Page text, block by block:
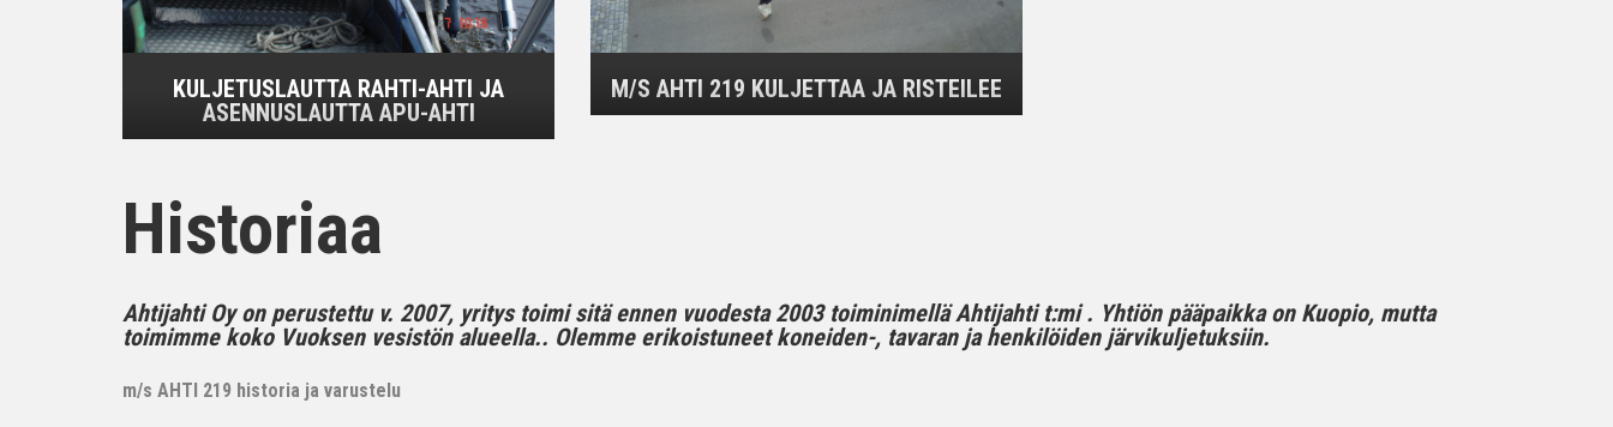
KULJETUSLAUTTA RAHTI-AHTI JA
ASENNUSLAUTTA APU-AHTI
M/S AHTI 219 KULJETTAA JA RISTEILEE
Historiaa
Ahtijahti Oy on perustettu v. 2007, yritys toimi sitä ennen vuodesta 2003 toiminimellä Ahtijahti t:mi . Yhtiön pääpaikka on Kuopio, mutta
toimimme koko Vuoksen vesistön alueella.. Olemme erikoistuneet koneiden-, tavaran ja henkilöiden järvikuljetuksiin.
m/s AHTI 219 historia ja varustelu